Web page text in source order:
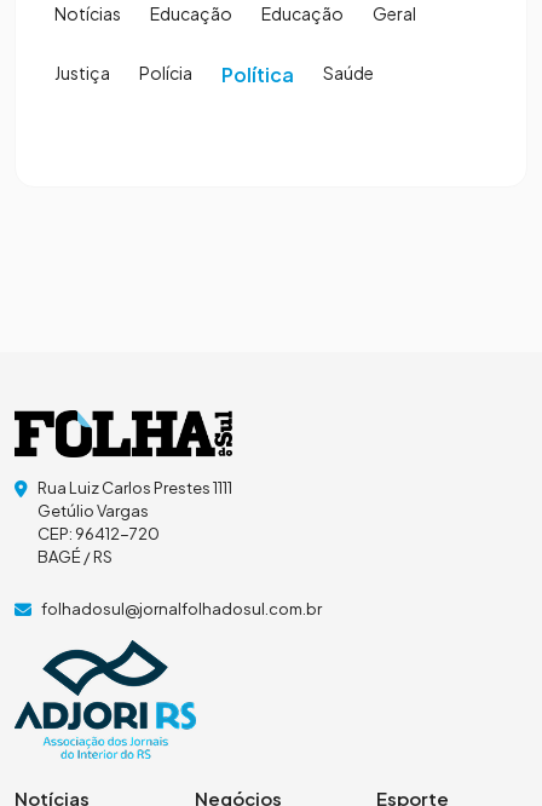
Notícias Educação Educação Geral
Justiça Polícia Política Saúde
Rua Luiz Carlos Prestes 1111
Getúlio Vargas
CEP: 96412-720
BAGÉ / RS
folhadosul@jornalfolhadosul.com.br
Notícias Negócios Esporte